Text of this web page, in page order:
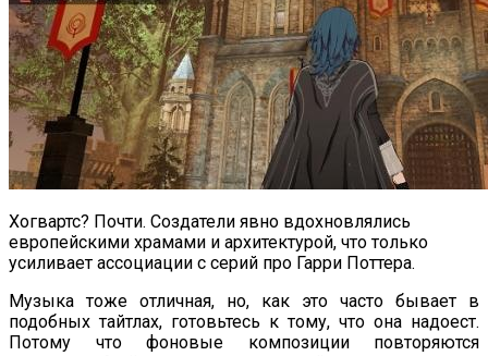
Хогвартс? Почти. Создатели явно вдохновлялись
европейскими храмами и архитектурой, что только
усиливает ассоциации с серий про Гарри Поттера.
Музыка тоже отличная, но, как это часто бывает в
подобных тайтлах, готовьтесь к тому, что она надоест.
Потому что фоновые композиции повторяются